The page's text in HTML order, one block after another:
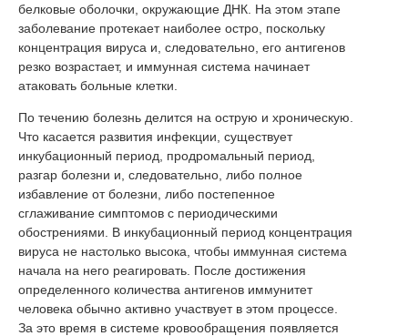
белковые оболочки, окружающие ДНК. На этом этапе
заболевание протекает наиболее остро, поскольку
концентрация вируса и, следовательно, его антигенов
резко возрастает, и иммунная система начинает
атаковать больные клетки.
По течению болезнь делится на острую и хроническую.
Что касается развития инфекции, существует
инкубационный период, продромальный период,
разгар болезни и, следовательно, либо полное
избавление от болезни, либо постепенное
сглаживание симптомов с периодическими
обострениями. В инкубационный период концентрация
вируса не настолько высока, чтобы иммунная система
начала на него реагировать. После достижения
определенного количества антигенов иммунитет
человека обычно активно участвует в этом процессе.
За это время в системе кровообращения появляется